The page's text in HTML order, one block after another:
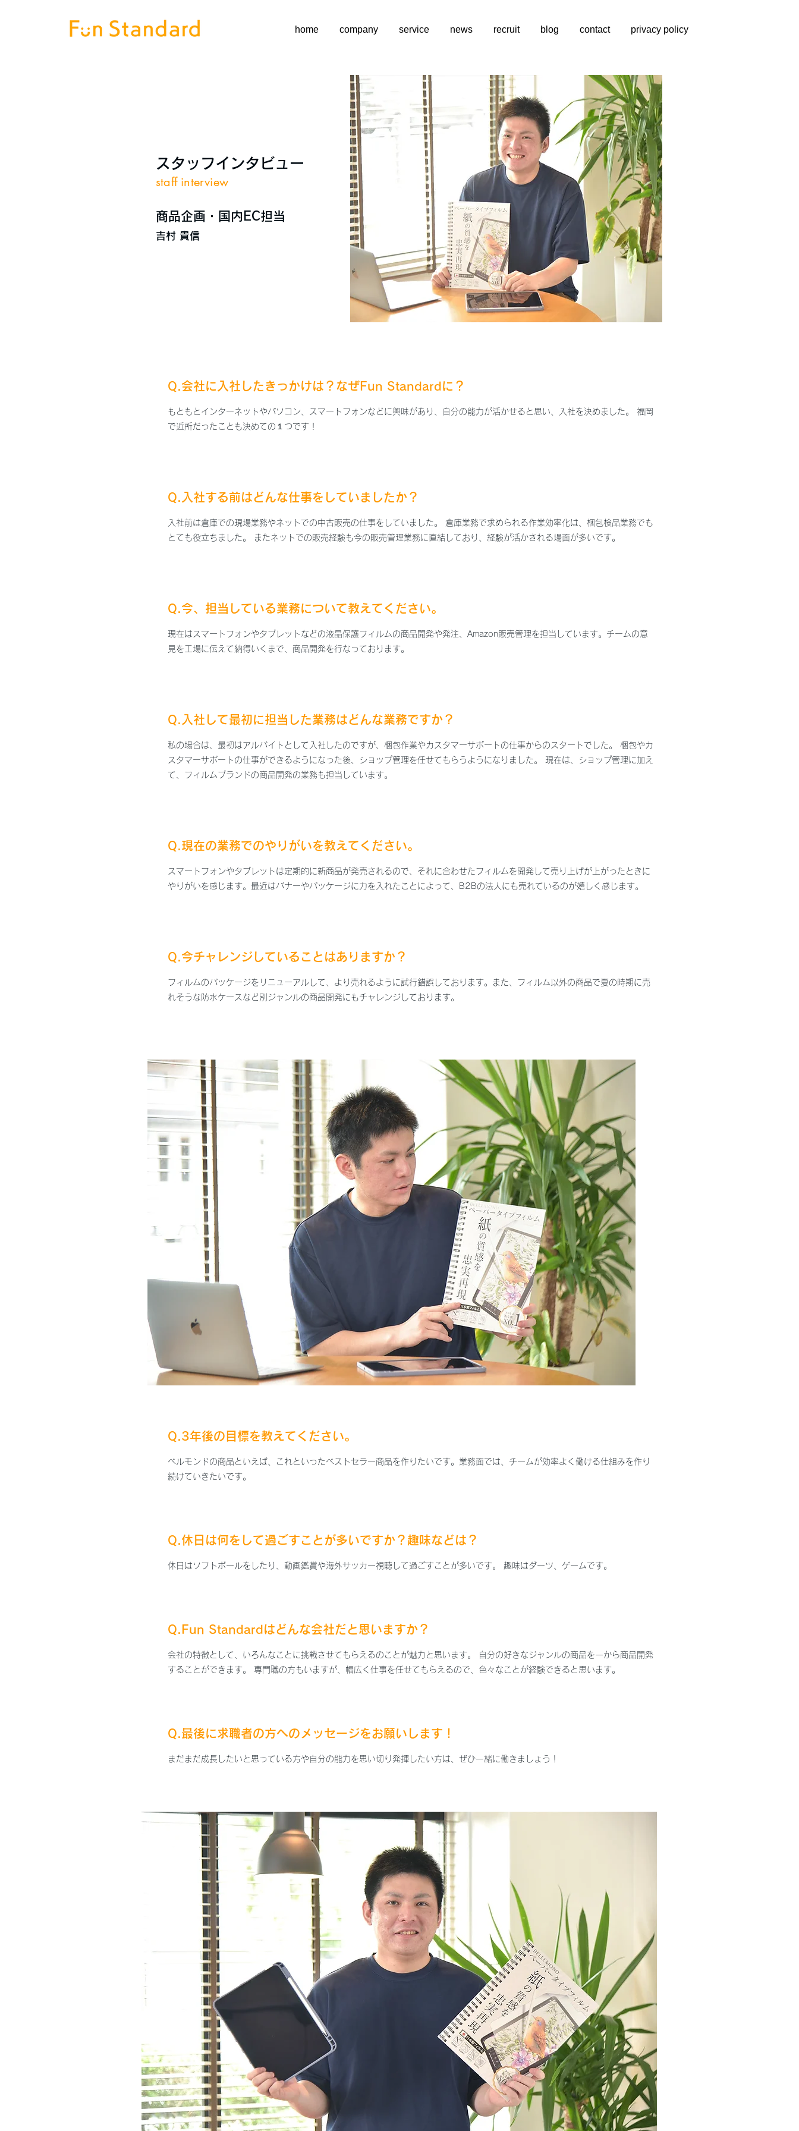
home company service news recruit blog contact privacy policy
スタッフインタビュー
staff interview
商品企画・国内EC担当
吉村 貴信
Q.会社に入社したきっかけは？なぜFun Standardに？
もともとインターネットやパソコン、スマートフォンなどに興味があり、自分の能力が活かせると思い、入社を決めました。 福岡
で近所だったことも決めての１つです！
Q.入社する前はどんな仕事をしていましたか？
入社前は倉庫での現場業務やネットでの中古販売の仕事をしていました。 倉庫業務で求められる作業効率化は、梱包検品業務でも
とても役立ちました。 またネットでの販売経験も今の販売管理業務に直結しており、経験が活かされる場面が多いです。
Q.今、担当している業務について教えてください。
現在はスマートフォンやタブレットなどの液晶保護フィルムの商品開発や発注、Amazon販売管理を担当しています。チームの意
見を工場に伝えて納得いくまで、商品開発を行なっております。
Q.入社して最初に担当した業務はどんな業務ですか？
私の場合は、最初はアルバイトとして入社したのですが、梱包作業やカスタマーサポートの仕事からのスタートでした。 梱包やカ
スタマーサポートの仕事ができるようになった後、ショップ管理を任せてもらうようになりました。 現在は、ショップ管理に加え
て、フィルムブランドの商品開発の業務も担当しています。
Q.現在の業務でのやりがいを教えてください。
スマートフォンやタブレットは定期的に新商品が発売されるので、それに合わせたフィルムを開発して売り上げが上がったときに
やりがいを感じます。最近はバナーやパッケージに力を入れたことによって、B2Bの法人にも売れているのが嬉しく感じます。
Q.今チャレンジしていることはありますか？
フィルムのパッケージをリニューアルして、より売れるように試行錯誤しております。また、フィルム以外の商品で夏の時期に売
れそうな防水ケースなど別ジャンルの商品開発にもチャレンジしております。
Q.3年後の目標を教えてください。
ベルモンドの商品といえば、これといったベストセラー商品を作りたいです。業務面では、チームが効率よく働ける仕組みを作り
続けていきたいです。
Q.休日は何をして過ごすことが多いですか？趣味などは？
休日はソフトボールをしたり、動画鑑賞や海外サッカー視聴して過ごすことが多いです。 趣味はダーツ、ゲームです。
Q.Fun Standardはどんな会社だと思いますか？
会社の特徴として、いろんなことに挑戦させてもらえるのことが魅力と思います。 自分の好きなジャンルの商品を一から商品開発
することができます。 専門職の方もいますが、幅広く仕事を任せてもらえるので、色々なことが経験できると思います。
Q.最後に求職者の方へのメッセージをお願いします！
​ まだまだ成長したいと思っている方や自分の能力を思い切り発揮したい方は、ぜひ一緒に働きましょう！